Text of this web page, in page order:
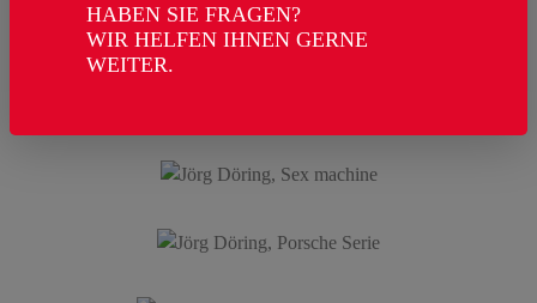
HABEN SIE FRAGEN?
WIR HELFEN IHNEN GERNE
WEITER.